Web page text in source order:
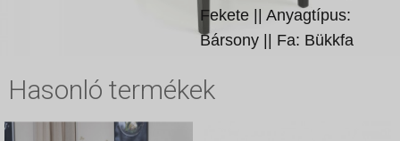
Fekete || Anyagtípus:
Bársony || Fa: Bükkfa
Hasonló termékek